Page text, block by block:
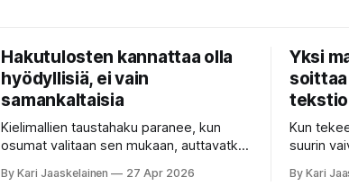
Hakutulosten kannattaa olla
hyödyllisiä, ei vain
samankaltaisia
Kielimallien taustahaku paranee, kun
osumat valitaan sen mukaan, auttavatko
satakertaisesti nopeampaa kuin
By Kari Jaaskelainen 27 Apr 2026
Yksi
soittaa
Kun
suurin
ukkosen
By Kari